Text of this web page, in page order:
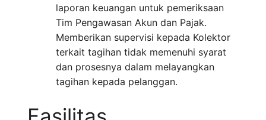
laporan keuangan untuk pemeriksaan
Tim Pengawasan Akun dan Pajak.
Memberikan supervisi kepada Kolektor
terkait tagihan tidak memenuhi syarat
dan prosesnya dalam melayangkan
tagihan kepada pelanggan.